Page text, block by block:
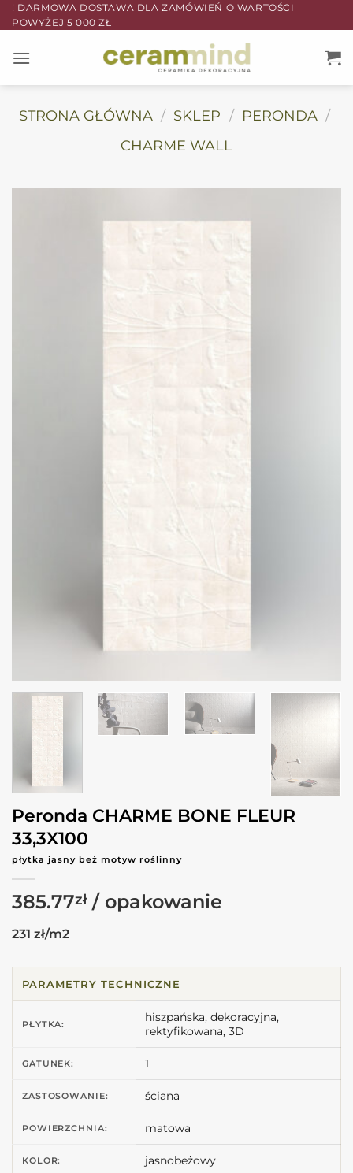
Przewiń
do
! DARMOWA DOSTAWA DLA ZAMÓWIEŃ O WARTOŚCI
POWYŻEJ 5 000 ZŁ
STRONA GŁÓWNA / SKLEP / PERONDA /
CHARME WALL
Peronda CHARME BONE FLEUR
33,3X100
płytka jasny beż motyw roślinny
385.77zł
231 zł/m2
PARAMETRY TECHNICZNE
PŁYTKA:
hiszpańska, dekoracyjna,
rektyfikowana, 3D
GATUNEK: 1
ZASTOSOWANIE: ściana
POWIERZCHNIA: matowa
KOLOR: jasnobeżowy